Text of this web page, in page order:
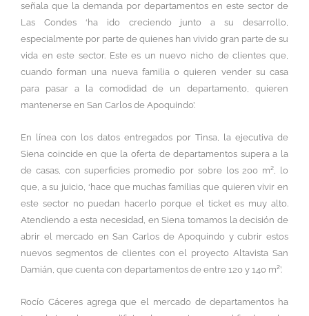
señala que la demanda por departamentos en este sector de
Las Condes ‘ha ido creciendo junto a su desarrollo,
especialmente por parte de quienes han vivido gran parte de su
vida en este sector. Este es un nuevo nicho de clientes que,
cuando forman una nueva familia o quieren vender su casa
para pasar a la comodidad de un departamento, quieren
mantenerse en San Carlos de Apoquindo’.
En línea con los datos entregados por Tinsa, la ejecutiva de
Siena coincide en que la oferta de departamentos supera a la
de casas, con superficies promedio por sobre los 200 m², lo
que, a su juicio, ‘hace que muchas familias que quieren vivir en
este sector no puedan hacerlo porque el ticket es muy alto.
Atendiendo a esta necesidad, en Siena tomamos la decisión de
abrir el mercado en San Carlos de Apoquindo y cubrir estos
nuevos segmentos de clientes con el proyecto Altavista San
Damián, que cuenta con departamentos de entre 120 y 140 m²’.
Rocío Cáceres agrega que el mercado de departamentos ha